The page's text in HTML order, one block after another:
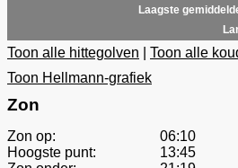
Laagste
Toon alle hittegolven
Toon alle
Toon Hellmann-grafiek
Zon
Zon op:
06:10
Hoogste punt:
13:45